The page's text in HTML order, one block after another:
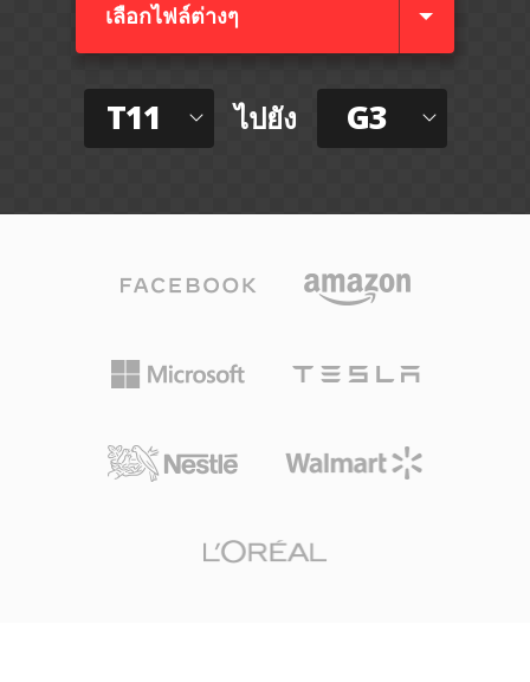
เลือกไฟล์ต่างๆ​
T11 ไปยัง G3